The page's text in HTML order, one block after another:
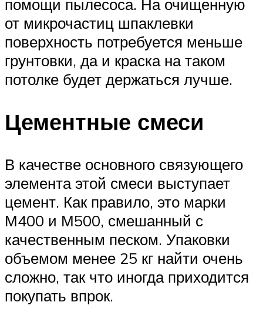
помощи пылесоса. На очищенную
от микрочастиц шпаклевки
поверхность потребуется меньше
грунтовки, да и краска на таком
потолке будет держаться лучше.
Цементные смеси
В качестве основного связующего
элемента этой смеси выступает
цемент. Как правило, это марки
М400 и М500, смешанный с
качественным песком. Упаковки
объемом менее 25 кг найти очень
сложно, так что иногда приходится
покупать впрок.